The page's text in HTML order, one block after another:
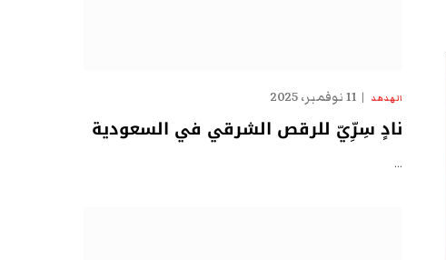
الهدهد 11 نوفمبر، 2025
نادٍ سِرِّيّ للرقص الشرقي في السعودية
…